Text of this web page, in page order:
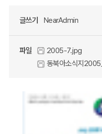
글쓰기 NearAdmin
파일
2005-7.jpg
동북아소식지